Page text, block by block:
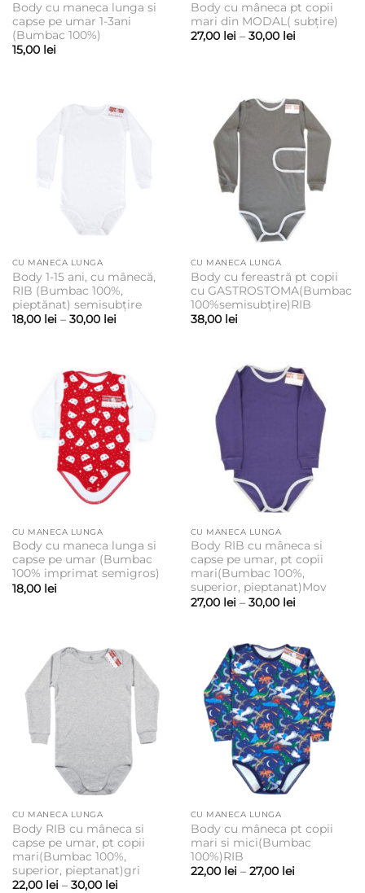
Body cu maneca lunga si
capse pe umar 1-3ani
(Bumbac 100%)
15,00 lei
Body cu mâneca pt copii
mari din MODAL( subțire)
27,00 lei – 30,00 leiInterval
30,00 lei
CU MANECA LUNGA
Body 1-15 ani, cu mânecă,
RIB (Bumbac 100%,
pieptănat) semisubțire
18,00 lei – 30,00 leiInterval
la
30,00 lei
CU MANECA LUNGA
Body cu fereastră pt copii
cu GASTROSTOMA(Bumbac
100%semisubțire)RIB
38,00 lei
CU MANECA LUNGA
Body cu maneca lunga si
capse pe umar (Bumbac
100% imprimat semigros)
18,00 lei
CU MANECA LUNGA
Body RIB cu mâneca si
capse pe umar, pt copii
mari(Bumbac 100%,
superior, pieptanat)Mov
27,00 lei – 30,00 leiInterval
până
la
30,00 lei
CU MANECA LUNGA
Body RIB cu mâneca si
capse pe umar, pt copii
mari(Bumbac 100%,
superior, pieptanat)gri
22,00 lei – 30,00 leiInterval
CU MANECA LUNGA
Body cu mâneca pt copii
mari si mici(Bumbac
100%)RIB
22,00 lei – 27,00 leiInterval